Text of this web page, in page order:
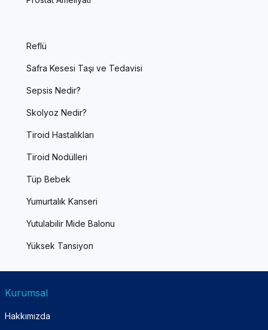
Reflü
Safra Kesesi Taşı ve Tedavisi
Sepsis Nedir?
Skolyoz Nedir?
Tiroid Hastalıkları
Tiroid Nodülleri
Tüp Bebek
Yumurtalık Kanseri
Yutulabilir Mide Balonu
Yüksek Tansiyon
Kurumsal
Hakkımızda